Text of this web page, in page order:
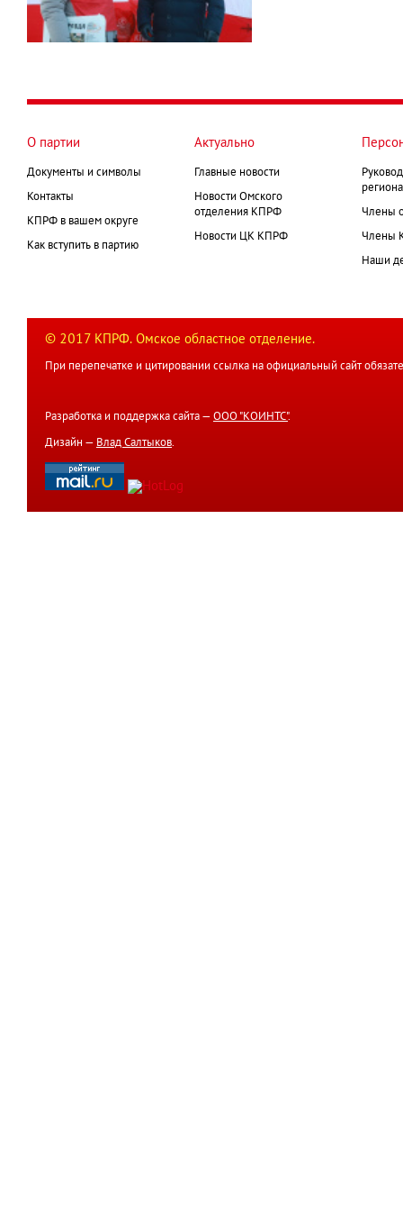
О партии
Документы и символы
Контакты
КПРФ в вашем округе
Как вступить в партию
Актуально
Главные новости
Новости Омского
отделения КПРФ
Новости ЦК КПРФ
Члены
Члены
Наши
© 2017 КПРФ. Омское областное отделение.
При перепечатке и цитировании ссылка на официальный сайт
Разработка и поддержка сайта — ООО "КОИНТС".
Дизайн — Влад Салтыков.